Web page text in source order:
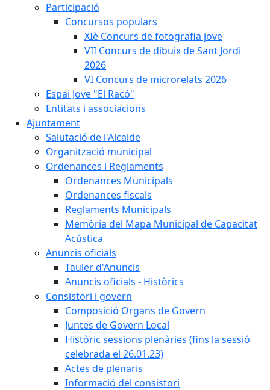
Participació
Concursos populars
XIè Concurs de fotografia jove
VII Concurs de dibuix de Sant Jordi
2026
VI Concurs de microrelats 2026
Espai Jove "El Racó"
Entitats i associacions
Ajuntament
Salutació de l'Alcalde
Organització municipal
Ordenances i Reglaments
Ordenances Municipals
Ordenances fiscals
Reglaments Municipals
Memòria del Mapa Municipal de Capacitat
Acústica
Anuncis oficials
Tauler d'Anuncis
Anuncis oficials - Històrics
Consistori i govern
Composició Organs de Govern
Juntes de Govern Local
Històric sessions plenàries (fins la sessió
celebrada el 26.01.23)
Actes de plenaris
Informació del consistori